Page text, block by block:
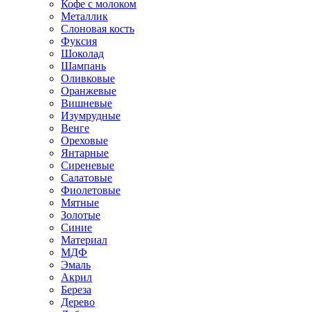
Кофе с молоком
Металлик
Слоновая кость
Фуксия
Шоколад
Шампань
Оливковые
Оранжевые
Вишневые
Изумрудные
Венге
Ореховые
Янтарные
Сиреневые
Салатовые
Фиолетовые
Мятные
Золотые
Синие
Материал
МДФ
Эмаль
Акрил
Береза
Дерево